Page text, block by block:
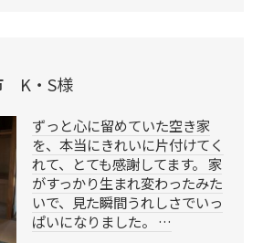
K・S様
ずっと心に留めていた空き家
を、本当にきれいに片付けてく
れて、とても感謝してます。 家
がすっかり生まれ変わったみた
いで、見た瞬間うれしさでいっ
ぱいになりました。 …